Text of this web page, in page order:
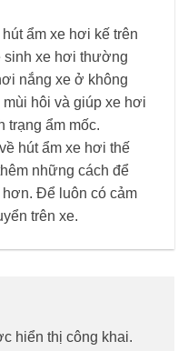
ẩm xe hơi kế trên
sinh xe hơi thường
nắng xe ở không
hôi và giúp xe hơi
trạng ẩm mốc.
hút ẩm xe hơi thế
những cách để
hơn. Để luôn có cảm
trên xe.
hiển thị công khai.